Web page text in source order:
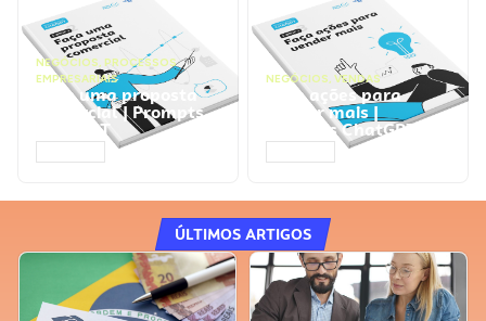
NEGÓCIOS, PROCESSOS
EMPRESARIAIS
Faça uma proposta
comercial | Prompts
ChatGPT
NEGÓCIOS, VENDAS
Faça ações para
vender mais |
Prompts ChatGPT
ÚLTIMOS ARTIGOS